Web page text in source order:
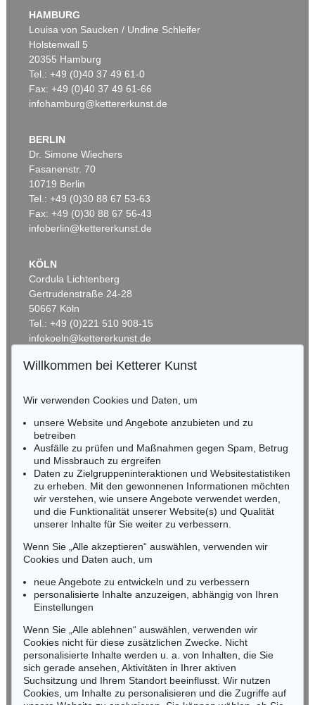
Ergebnis:€ 19.520
ITALIEN
Paris und Oenone
Ergebnis:€ 16.250
Auktion 362 - Lot 20
Angelika und Medoro
Ergebnis:€ 6.710
Auktion 422 - Lot 278
Ergebnis: € 6.000
Auktion 356 - Lot 29
Maria mit dem Kind und dem Johannesknaben
Ergebnis:€ 5.490
Auktion 366 - Lot 741
ITALIEN
18 Bll. Ansichten, u. a. aus Scenografia di Roma moderna. 1848-50., 1849
Ergebnis:€ 5.460
HAMBURG
Louisa von Saucken / Undine Schleifer
Holstenwall 5
20355 Hamburg
Tel.: +49 (0)40 37 49 61-0
Fax: +49 (0)40 37 49 61-66
infohamburg@kettererkunst.de
BERLIN
Dr. Simone Wiechers
Fasanenstr. 70
10719 Berlin
Tel.: +49 (0)30 88 67 53-63
Fax: +49 (0)30 88 67 56-43
infoberlin@kettererkunst.de
KÖLN
Cordula Lichtenberg
Gertrudenstraße 24-28
50667 Köln
Tel.: +49 (0)221 510 908-15
infokoeln@kettererkunst.de
RHEINLAND-PFALZ
Miriam Heß
Tel.: +49 (0)62 21 58 80-038
Fax: +49 (0)62 21 58 80-595
infoheidelberg@kettererkunst.de
NORDDEUTSCHLAND
Nico Kassel, M.A.
Tel.: +49 (0)89 55244-164
Mobil: +49 (0)171 8618661
n.kassel@kettererkunst.de
Keine Auktion mehr verpassen!
Wir informieren Sie rechtzeitig.
Jetzt zum Newsletter anmelden >
Willkommen bei Ketterer Kunst
Wir verwenden Cookies und Daten, um
unsere Website und Angebote anzubieten und zu
betreiben
Ausfälle zu prüfen und Maßnahmen gegen Spam, Betrug
und Missbrauch zu ergreifen
Daten zu Zielgruppeninteraktionen und Websitestatistiken
zu erheben. Mit den gewonnenen Informationen möchten
wir verstehen, wie unsere Angebote verwendet werden,
und die Funktionalität unserer Website(s) und Qualität
unserer Inhalte für Sie weiter zu verbessern.
Wenn Sie „Alle akzeptieren“ auswählen, verwenden wir
Cookies und Daten auch, um
neue Angebote zu entwickeln und zu verbessern
personalisierte Inhalte anzuzeigen, abhängig von Ihren
Einstellungen
Wenn Sie „Alle ablehnen“ auswählen, verwenden wir
Cookies nicht für diese zusätzlichen Zwecke. Nicht
personalisierte Inhalte werden u. a. von Inhalten, die Sie
sich gerade ansehen, Aktivitäten in Ihrer aktiven
Suchsitzung und Ihrem Standort beeinflusst. Wir nutzen
Cookies, um Inhalte zu personalisieren und die Zugriffe auf